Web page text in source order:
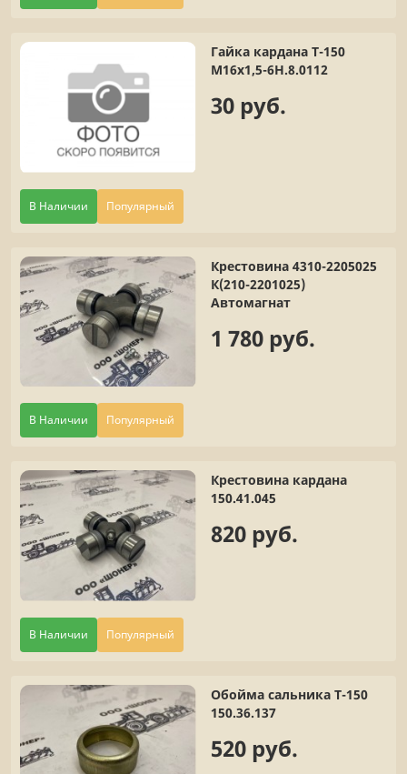
В Наличии Популярный
Гайка кардана Т-150
М16х1,5-6Н.8.0112
30 руб.
В Наличии Популярный
Крестовина 4310-2205025
К(210-2201025)
Автомагнат
1 780 руб.
В Наличии Популярный
Крестовина кардана
150.41.045
820 руб.
Обойма сальника Т-150
150.36.137
520 руб.